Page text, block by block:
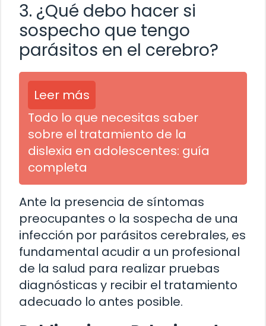
3. ¿Qué debo hacer si
sospecho que tengo
parásitos en el cerebro?
Leer más
Todo lo que necesitas saber
sobre el tratamiento de la
dislexia en adolescentes: guía
completa
Ante la presencia de síntomas
preocupantes o la sospecha de una
infección por parásitos cerebrales, es
fundamental acudir a un profesional
de la salud para realizar pruebas
diagnósticas y recibir el tratamiento
adecuado lo antes posible.